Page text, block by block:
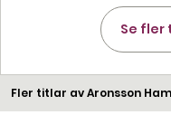
Se fler
Fler titlar av Aronsson